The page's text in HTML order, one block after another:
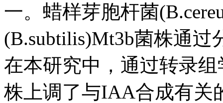
一。蜡样芽胞杆菌
(B.subtilis)Mt3b菌株通
在本研究中，通过转录
株上调了与IAA合成有关